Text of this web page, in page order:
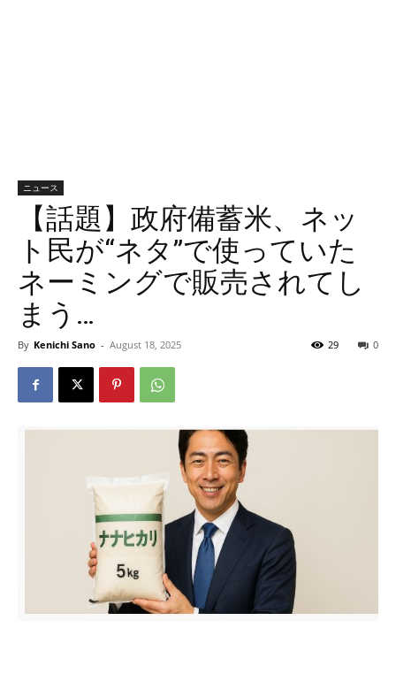
ニュース
【話題】政府備蓄米、ネッ
ト民が“ネタ”で使っていた
ネーミングで販売されてし
まう…
By Kenichi Sano - August 18, 2025 0
29